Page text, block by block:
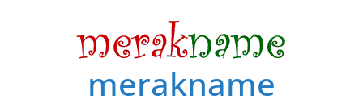
merakname